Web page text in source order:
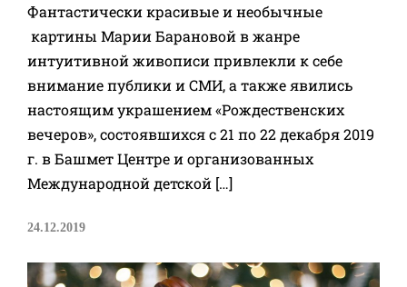
Фантастически красивые и необычные
картины Марии Барановой в жанре
интуитивной живописи привлекли к себе
внимание публики и СМИ, а также явились
настоящим украшением «Рождественских
вечеров», состоявшихся с 21 по 22 декабря 2019
г. в Башмет Центре и организованных
Международной детской […]
24.12.2019